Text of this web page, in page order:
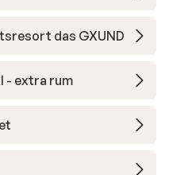
das GXUND
- extra rum